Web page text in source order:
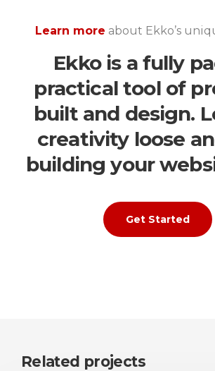
Learn more about Ekko’s
Ekko is a fully
practical tool of
built and design.
creativity loose
building your
Get Started
Related projects